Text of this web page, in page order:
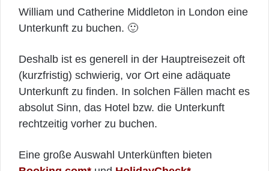
William und Catherine Middleton in London eine
Unterkunft zu buchen. 🙂
Deshalb ist es generell in der Hauptreisezeit oft
(kurzfristig) schwierig, vor Ort eine adäquate
Unterkunft zu finden. In solchen Fällen macht es
absolut Sinn, das Hotel bzw. die Unterkunft
rechtzeitig vorher zu buchen.
Eine große Auswahl Unterkünften bieten